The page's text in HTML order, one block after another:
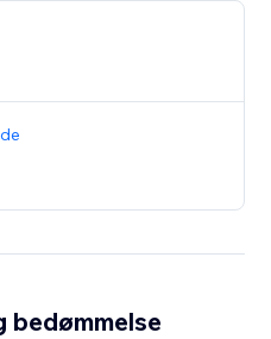
bedømmelse